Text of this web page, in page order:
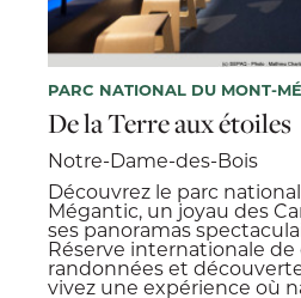
PARC NATIONAL DU MONT-
De la Terre aux étoiles
Notre-Dame-des-Bois
​​Découvrez le parc
Mégantic, un joyau des
ses panoramas
Réserve internationale de
randonnées et
vivez une expérience où